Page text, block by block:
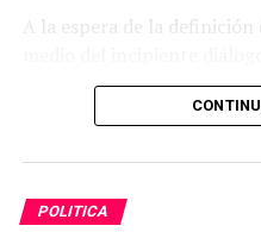
y se frustra con la misma
“Daño autoinfligido
vez, además, sucedió
rasposo, el que contiene a
argentinos que suele no
A la espera de la
aliados, La Libertad Avanza
desplegará rumbo a los
POLITICA